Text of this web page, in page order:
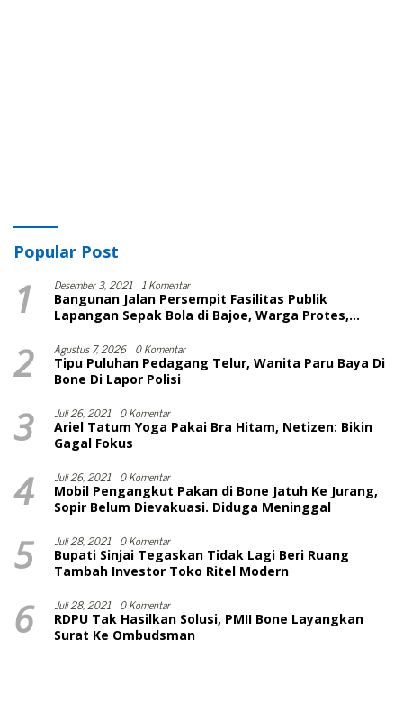
Popular Post
1 Desember 3, 2021 1 Komentar
Bangunan Jalan Persempit Fasilitas Publik
Lapangan Sepak Bola di Bajoe, Warga Protes,
2 Agustus 7, 2026 0 Komentar
Tipu Puluhan Pedagang Telur, Wanita Paru Baya Di
Bone Di Lapor Polisi
3 Juli 26, 2021 0 Komentar
Ariel Tatum Yoga Pakai Bra Hitam, Netizen: Bikin
Gagal Fokus
4 Juli 26, 2021 0 Komentar
Mobil Pengangkut Pakan di Bone Jatuh Ke Jurang,
Sopir Belum Dievakuasi. Diduga Meninggal
5 Juli 28, 2021 0 Komentar
Bupati Sinjai Tegaskan Tidak Lagi Beri Ruang
Tambah Investor Toko Ritel Modern
6 Juli 28, 2021 0 Komentar
RDPU Tak Hasilkan Solusi, PMII Bone Layangkan
Surat Ke Ombudsman